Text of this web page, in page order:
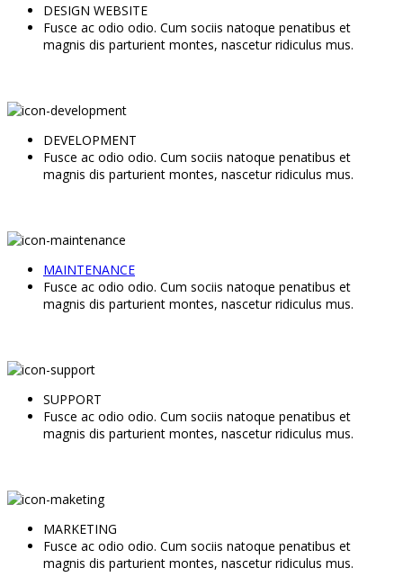
DESIGN WEBSITE
Fusce ac odio odio. Cum sociis natoque penatibus et
magnis dis parturient montes, nascetur ridiculus mus.
DEVELOPMENT
Fusce ac odio odio. Cum sociis natoque penatibus et
magnis dis parturient montes, nascetur ridiculus mus.
MAINTENANCE
Fusce ac odio odio. Cum sociis natoque penatibus et
magnis dis parturient montes, nascetur ridiculus mus.
SUPPORT
Fusce ac odio odio. Cum sociis natoque penatibus et
magnis dis parturient montes, nascetur ridiculus mus.
MARKETING
Fusce ac odio odio. Cum sociis natoque penatibus et
magnis dis parturient montes, nascetur ridiculus mus.